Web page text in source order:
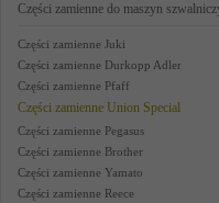
Części zamienne do maszyn
Części zamienne Juki
Części zamienne Durkopp Adler
Części zamienne Pfaff
Części zamienne Union Special
Części zamienne Pegasus
Części zamienne Brother
Części zamienne Yamato
Części zamienne Reece